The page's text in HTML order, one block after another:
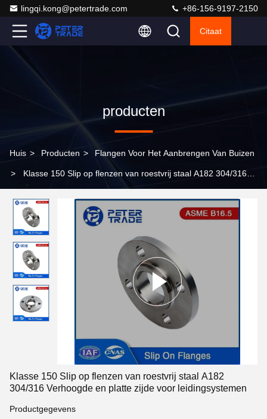
lingqi.kong@petertrade.com +86-156-9197-2150
Citaat
producten
Huis > Producten > Flangen Voor Het Aanbrengen Van Buizen
> Klasse 150 Slip op flenzen van roestvrij staal A182 304/316
Klasse 150 Slip op flenzen van roestvrij staal A182
304/316 Verhoogde en platte zijde voor leidingsystemen
Productgegevens